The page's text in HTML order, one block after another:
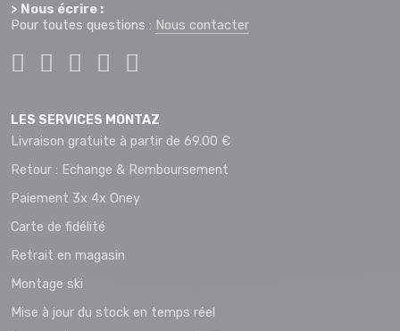
> Nous écrire :
Pour toutes questions : Nous contacter
LES SERVICES MONTAZ
Livraison gratuite à partir de 69.00 €
Retour : Echange & Remboursement
Paiement 3x 4x Oney
Carte de fidélité
Retrait en magasin
Montage ski
Mise à jour du stock en temps réel